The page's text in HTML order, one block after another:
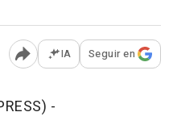
Abrir opciones para
IA Seguir en
-